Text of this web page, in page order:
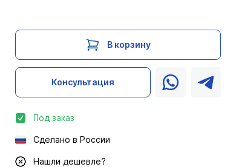
В корзину
Консультация
Под заказ
Сделано в России
Нашли дешевле?